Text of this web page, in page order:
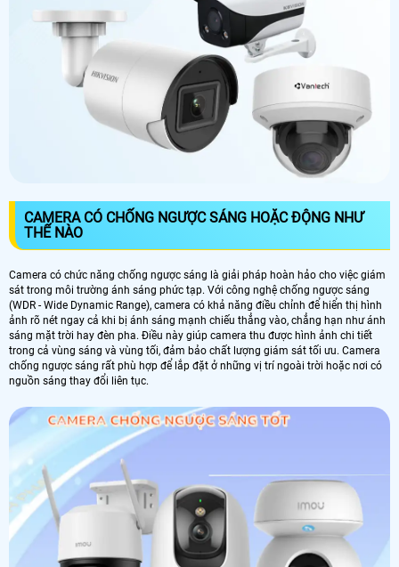
CAMERA CÓ CHỐNG NGƯỢC SÁNG HOẶC ĐỘNG NHƯ
THẾ NÀO
Camera có chức năng chống ngược sáng là giải pháp hoàn hảo cho việc giám
sát trong môi trường ánh sáng phức tạp. Với công nghệ chống ngược sáng
(WDR - Wide Dynamic Range), camera có khả năng điều chỉnh để hiển thị hình
ảnh rõ nét ngay cả khi bị ánh sáng mạnh chiếu thẳng vào, chẳng hạn như ánh
sáng mặt trời hay đèn pha. Điều này giúp camera thu được hình ảnh chi tiết
trong cả vùng sáng và vùng tối, đảm bảo chất lượng giám sát tối ưu. Camera
chống ngược sáng rất phù hợp để lắp đặt ở những vị trí ngoài trời hoặc nơi có
nguồn sáng thay đổi liên tục.